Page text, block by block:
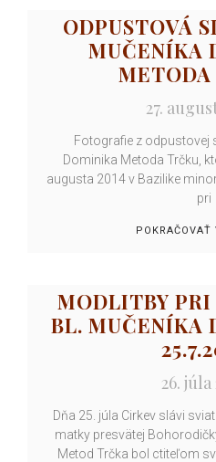
ODPUSTOVÁ
MUČENÍKA
27.
Fotografie z odpustovej
Dominika Metoda Trčku,
augusta 2014 v Bazilike
pri
POKRAČOVAŤ
MODLITBY
BL. MUČENÍKA
26. júla
Dňa 25. júla Cirkev slávi
matky presvätej
Metod Trčka bol ctiteľom